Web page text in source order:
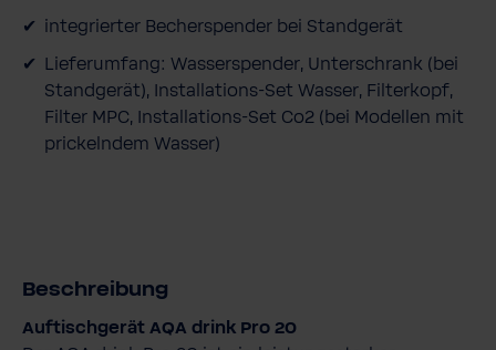
integrierter Becherspender bei Standgerät
Lieferumfang: Wasserspender, Unterschrank (bei
Standgerät), Installations-Set Wasser, Filterkopf,
Filter MPC, Installations-Set Co2 (bei Modellen mit
prickelndem Wasser)
Beschreibung
Auftischgerät AQA drink Pro 20